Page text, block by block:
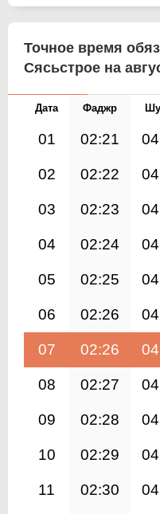
Точное время
Сясьстрое на
Дата Фаджр
01 02:21
02 02:22
03 02:23
04 02:24
05 02:25
06 02:26
07 02:26
08 02:27
09 02:28
10 02:29
11 02:30